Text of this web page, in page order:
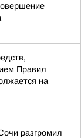
Правил
на
разгромил